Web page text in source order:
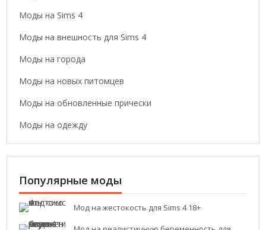
Моды на Sims 4
Моды на внешность для Sims 4
Моды на города
Моды на новых питомцев
Моды на обновленные прически
Моды на одежду
Популярные моды
Мод на жестокость для Sims 4 18+